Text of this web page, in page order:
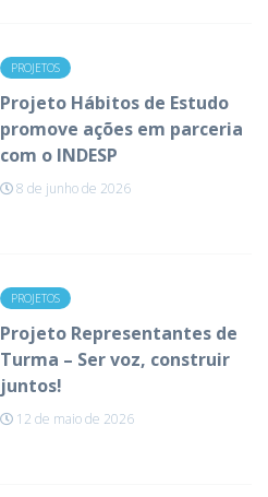
PROJETOS
Projeto Hábitos de Estudo
promove ações em parceria
com o INDESP
8 de junho de 2026
PROJETOS
Projeto Representantes de
Turma – Ser voz, construir
juntos!
12 de maio de 2026